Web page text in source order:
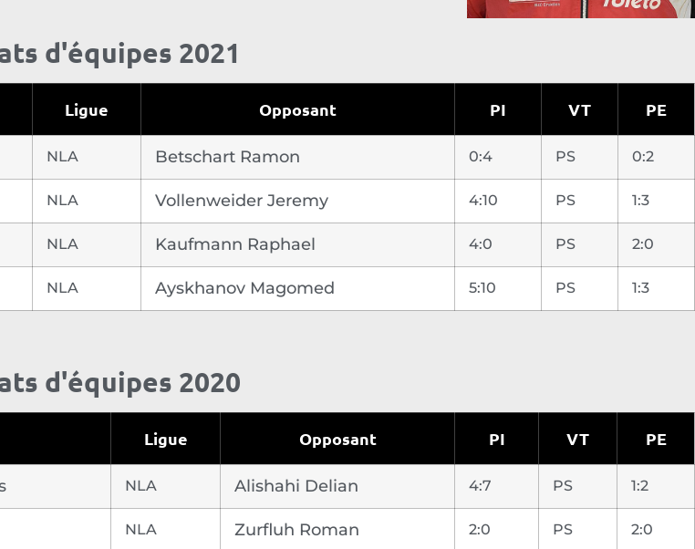
d'équipes 2021
Ligue Opposant PI VT PE
NLA Betschart Ramon 0:4 PS 0:2
NLA Vollenweider Jeremy 4:10 PS 1:3
NLA Kaufmann Raphael 4:0 PS 2:0
NLA Ayskhanov Magomed 5:10 PS 1:3
d'équipes 2020
Ligue Opposant PI VT PE
NLA Alishahi Delian 4:7 PS 1:2
NLA Zurfluh Roman 2:0 PS 2:0